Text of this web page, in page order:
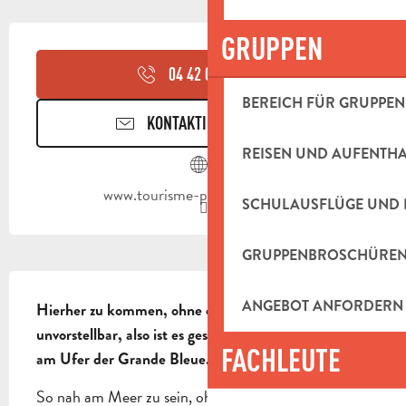
GRUPPEN
BEREICH FÜR GRUPPEN
REISEN UND
SCHULAUSFLÜGE UND
ANGEBOT ANFORDERN
FACHLEUTE
ÖFFNUNGSZEITEN &
04 42 03 49▒▒
KONTAKTIEREN SIE UNS
www.tourisme-paysdaubagne.fr
Hierher zu kommen, ohne das Meer zu sehen, war
unvorstellbar, also ist es geschehen, Sie befinden sich
am Ufer der Grande Bleue.
So nah am Meer zu sein, ohne es zu sehen, wäre